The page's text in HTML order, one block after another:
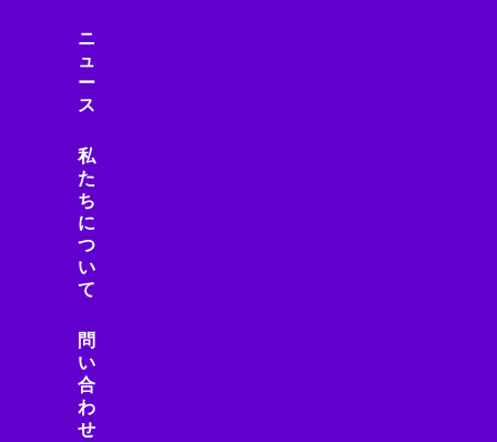
ニ
ュ
ー
ス
私
た
ち
に
つ
い
て
問
い
合
わ
せ